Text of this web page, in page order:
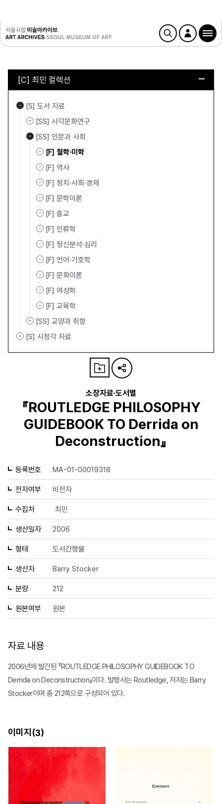
[C] 최민 컬렉션
[S] 도서 자료
[SS] 시각문화연구
[SS] 인문과 사회
[F] 철학·미학
[F] 역사
[F] 정치·사회·경제
[F] 문학이론
[F] 종교
[F] 인류학
[F] 정신분석·심리
[F] 언어·기호학
[F] 문화이론
[F] 여성학
[F] 교육학
[SS] 교양과 취향
[S] 시청각 자료
소장자료·도서별
『ROUTLEDGE PHILOSOPHY
GUIDEBOOK TO Derrida on
Deconstruction』
등록번호 MA-01-00019318
전자여부 비전자
수집처 최민
생산일자 2006
형태 도서간행물
생산자 Barry Stocker
분량 212
원본여부 원본
자료 내용
2006년에 발간된 『ROUTLEDGE PHILOSOPHY GUIDEBOOK TO
Derrida on Deconstruction』이다. 발행사는 Routledge, 저자는 Barry
Stocker이며 총 212쪽으로 구성되어 있다.
이미지(3)